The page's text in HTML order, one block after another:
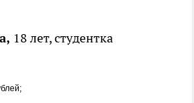
18 лет, студентка